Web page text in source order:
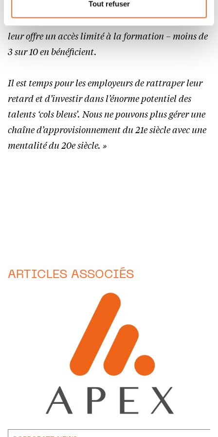
nous utilisons lescookies et sommes amenés à traiter
Charte d’usage des cookieset notrePolitique de
protection des données personnelles.
Tout refuser
systèmes plus complexes. Nous disons aux
travailleurs que leur emploi se numérise, mais on
leur offre un accès limité à la formation – moins de
3 sur 10 en bénéficient.
Il est temps pour les employeurs de rattraper leur
retard et d’investir dans l’énorme potentiel des
talents ‘cols bleus’. Nous ne pouvons plus gérer une
chaîne d’approvisionnement du 21e siècle avec une
mentalité du 20e siècle. »
ARTICLES ASSOCIÉS